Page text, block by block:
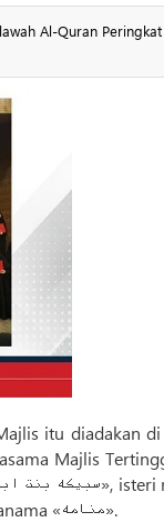
Al-Quran
itu diadakan
Majlis
mesyuarat Pusat Kebudayaan "Issa" «عیسی» di Manama «منامه».